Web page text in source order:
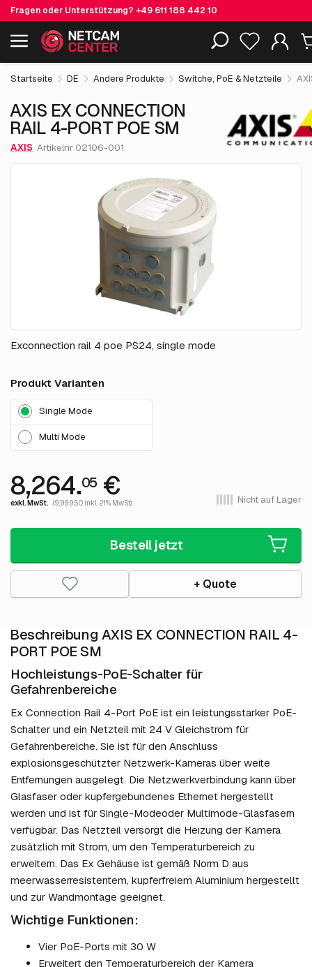
Fragen oder Unterstützung? +49 611 188 442 10
Einschließlich EOL-Produkte
AXIS EX CONNECTION RAIL 4-PORT
POE SM
8,264.05 €
exkl. MwSt.
Startseite DE Andere Produkte Switche, PoE & Netzteile
AXIS EX CONNECTION
RAIL 4-PORT POE SM
AXIS Artikelnr 02106-001
Exconnection rail 4 poe PS24, single mode
Produkt Varianten
Single Mode
Multi Mode
8,264.05€
exkl. MwSt. (9,999.50 inkl. 21% MwSt) Nicht auf Lager
Bestell jetzt
+ Quote
Beschreibung AXIS EX CONNECTION RAIL 4-
PORT POE SM
Hochleistungs-PoE-Schalter für
Gefahrenbereiche
Ex Connection Rail 4-Port PoE ist ein leistungsstarker PoE-
Schalter und ein Netzteil mit 24 V Gleichstrom für
Gefahrenbereiche. Sie ist für den Anschluss
explosionsgeschützter Netzwerk-Kameras über weite
Entfernungen ausgelegt. Die Netzwerkverbindung kann über
Glasfaser oder kupfergebundenes Ethernet hergestellt
werden und ist für Single-Modeoder Multimode-Glasfasern
verfügbar. Das Netzteil versorgt die Heizung der Kamera
zusätzlich mit Strom, um den Temperaturbereich zu
erweitern. Das Ex Gehäuse ist gemäß Norm D aus
meerwasserresistentem, kupferfreiem Aluminium hergestellt
und zur Wandmontage geeignet.
Wichtige Funktionen:
Vier PoE-Ports mit 30 W
Erweitert den Temperaturbereich der Kamera